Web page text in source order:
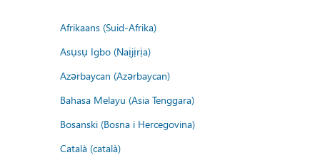
Afrikaans (Suid-Afrika)
Asụsụ Igbo (Naịjịrịa)
Azərbaycan (Azərbaycan)
Bahasa Melayu (Asia Tenggara)
Bosanski (Bosna i Hercegovina)
Català (català)